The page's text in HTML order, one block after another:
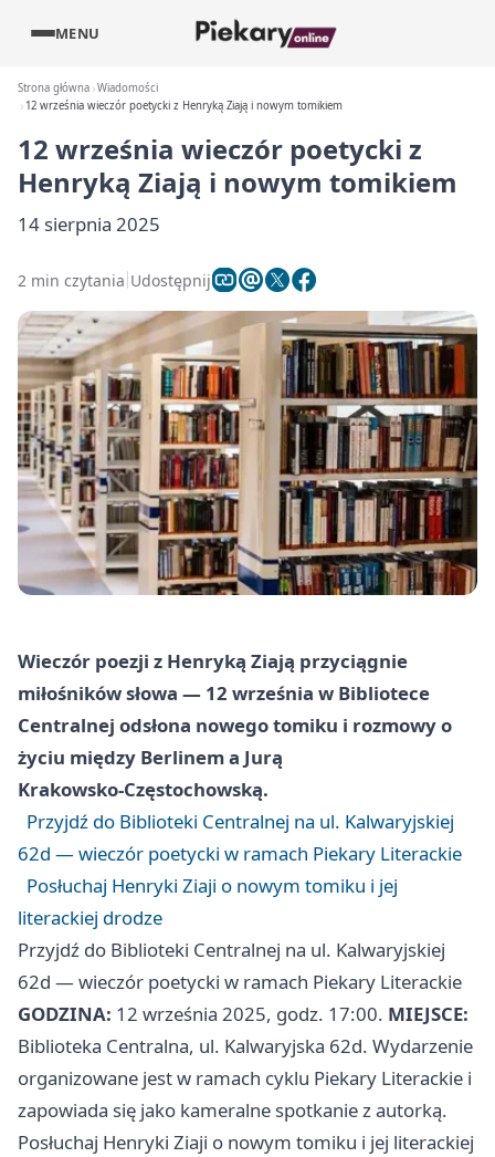
MENU
Strona główna Wiadomości
12 września wieczór poetycki z Henryką Ziają i nowym tomikiem
12 września wieczór poetycki z
Henryką Ziają i nowym tomikiem
14 sierpnia 2025
2 min czytania Udostępnij
Wieczór poezji z Henryką Ziają przyciągnie
miłośników słowa — 12 września w Bibliotece
Centralnej odsłona nowego tomiku i rozmowy o
życiu między Berlinem a Jurą
Krakowsko‑Częstochowską.
Przyjdź do Biblioteki Centralnej na ul. Kalwaryjskiej
62d — wieczór poetycki w ramach Piekary Literackie
Posłuchaj Henryki Ziaji o nowym tomiku i jej
literackiej drodze
Przyjdź do Biblioteki Centralnej na ul. Kalwaryjskiej
62d — wieczór poetycki w ramach Piekary Literackie
GODZINA: 12 września 2025, godz. 17:00. MIEJSCE:
Biblioteka Centralna, ul. Kalwaryjska 62d. Wydarzenie
organizowane jest w ramach cyklu Piekary Literackie i
zapowiada się jako kameralne spotkanie z autorką.
Posłuchaj Henryki Ziaji o nowym tomiku i jej literackiej